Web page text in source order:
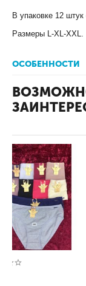
В упаковке 12
Размеры L-XL-XXL.
ОСОБЕННОСТИ